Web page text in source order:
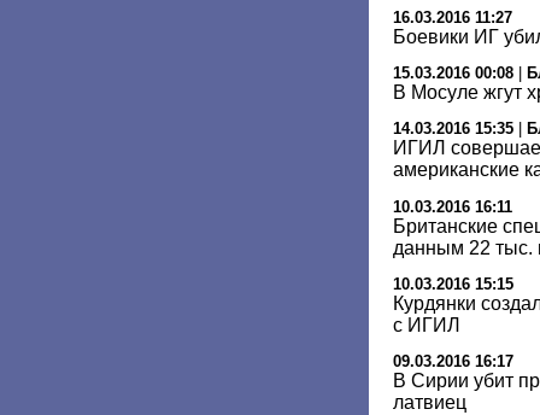
16.03.2016 11:27
Боевики ИГ
15.03.2016 00:08
В Мосуле жгут
14.03.2016 15:35
ИГИЛ
американские
10.03.2016 16:11
Британские
данным 22 тыс.
10.03.2016 15:15
Курдянки
с ИГИЛ
09.03.2016 16:17
В Сирии убит
латвиец